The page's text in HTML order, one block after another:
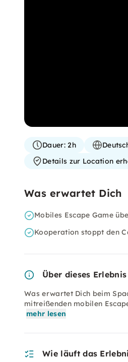
Dauer:2h
Details zur Location
Was erwartet Dich
Mobiles Escape Game
Kooperation stoppt den
Über dieses Erlebnis
Was erwartet Dich beim
mitreißenden mobilen
mehr lesen
Wie läuft das